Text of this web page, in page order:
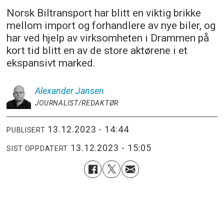
Norsk Biltransport har blitt en viktig brikke
mellom import og forhandlere av nye biler, og
har ved hjelp av virksomheten i Drammen på
kort tid blitt en av de store aktørene i et
ekspansivt marked.
Alexander Jansen
JOURNALIST/REDAKTØR
PUBLISERT 13.12.2023 - 14:44
SIST OPPDATERT 13.12.2023 - 15:05